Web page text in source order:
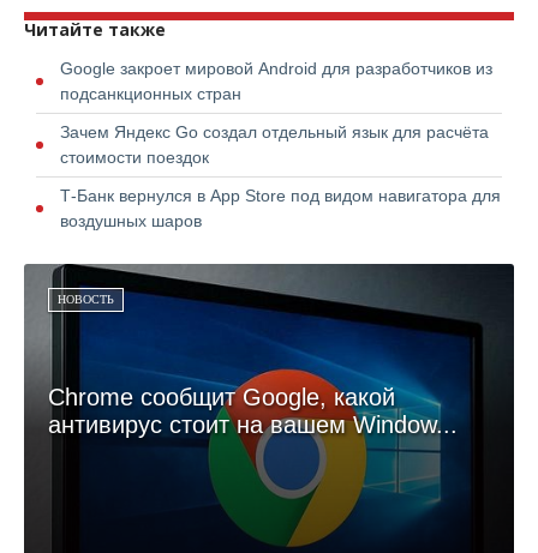
Читайте также
Google закроет мировой Android для разработчиков из
подсанкционных стран
Зачем Яндекс Go создал отдельный язык для расчёта
стоимости поездок
Т-Банк вернулся в App Store под видом навигатора для
воздушных шаров
НОВОСТЬ
Chrome сообщит Google, какой
антивирус стоит на вашем Window...